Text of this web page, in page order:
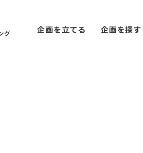
グ
企画を立てる 企画を探す